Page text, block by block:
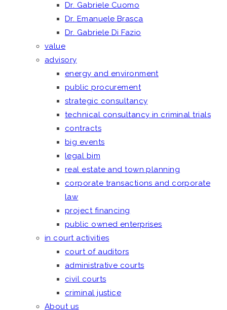
Dr. Gabriele Cuomo
Dr. Emanuele Brasca
Dr. Gabriele Di Fazio
value
advisory
energy and environment
public procurement
strategic consultancy
technical consultancy in criminal trials
contracts
big events
legal bim
real estate and town planning
corporate transactions and corporate
law
project financing
public owned enterprises
in court activities
court of auditors
administrative courts
civil courts
criminal justice
About us